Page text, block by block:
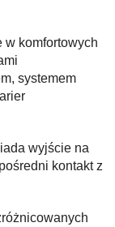
w komfortowych
systemem
wyjście na
kontakt z